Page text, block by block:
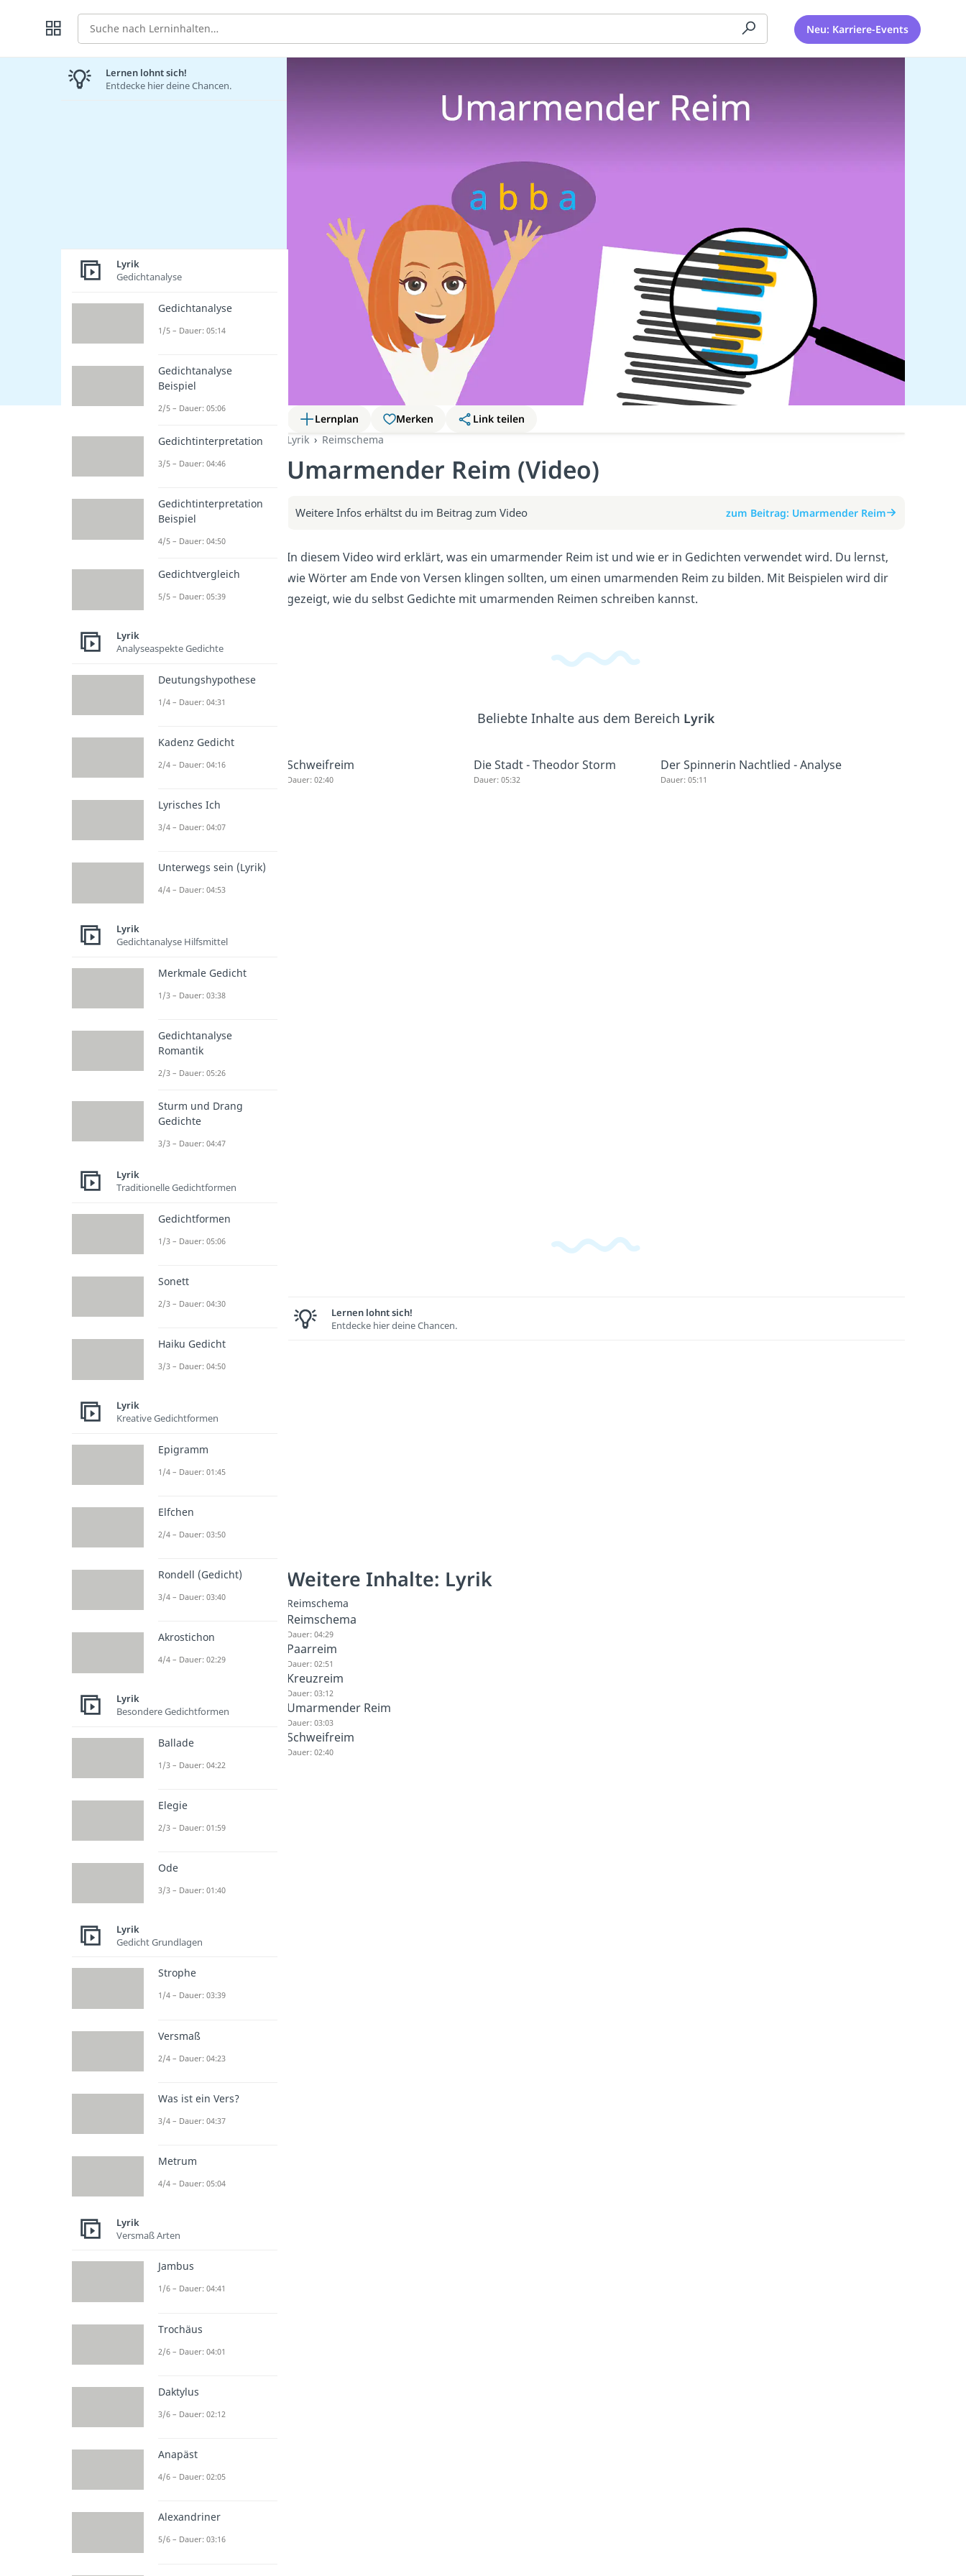
Suche Neu: Karriere-Events
Lernplan Merken
Link teilen
Lyrik
Reimschema
Umarmender Reim (Video)
Weitere Infos erhältst du im Beitrag zum Video zum Beitrag: Umarmender Reim
In diesem Video wird erklärt, was ein umarmender Reim ist und wie er in Gedichten verwendet wird. Du lernst,
wie Wörter am Ende von Versen klingen sollten, um einen umarmenden Reim zu bilden. Mit Beispielen wird dir
gezeigt, wie du selbst Gedichte mit umarmenden Reimen schreiben kannst.
Beliebte Inhalte aus dem Bereich Lyrik
Schweifreim
Dauer: 02:40
Die Stadt - Theodor Storm
Dauer: 05:32
Der Spinnerin Nachtlied - Analyse
Dauer: 05:11
Lernen lohnt sich!
Entdecke hier deine Chancen.
Weitere Inhalte: Lyrik
Reimschema
Reimschema
Dauer: 04:29
Paarreim
Dauer: 02:51
Kreuzreim
Dauer: 03:12
Umarmender Reim
Dauer: 03:03
Schweifreim
Dauer: 02:40
Lernen lohnt sich!
Entdecke hier deine Chancen.
Lyrik
Gedichtanalyse
Gedichtanalyse
1/5 – Dauer: 05:14
Gedichtanalyse
Beispiel
2/5 – Dauer: 05:06
Gedichtinterpretation
3/5 – Dauer: 04:46
Gedichtinterpretation
Beispiel
4/5 – Dauer: 04:50
Gedichtvergleich
5/5 – Dauer: 05:39
Lyrik
Analyseaspekte Gedichte
Deutungshypothese
1/4 – Dauer: 04:31
Kadenz Gedicht
2/4 – Dauer: 04:16
Lyrisches Ich
3/4 – Dauer: 04:07
Unterwegs sein (Lyrik)
4/4 – Dauer: 04:53
Lyrik
Gedichtanalyse Hilfsmittel
Merkmale Gedicht
1/3 – Dauer: 03:38
Gedichtanalyse
Romantik
2/3 – Dauer: 05:26
Sturm und Drang
Gedichte
3/3 – Dauer: 04:47
Lyrik
Traditionelle Gedichtformen
Gedichtformen
1/3 – Dauer: 05:06
Sonett
2/3 – Dauer: 04:30
Haiku Gedicht
3/3 – Dauer: 04:50
Lyrik
Kreative Gedichtformen
Epigramm
1/4 – Dauer: 01:45
Elfchen
2/4 – Dauer: 03:50
Rondell (Gedicht)
3/4 – Dauer: 03:40
Akrostichon
4/4 – Dauer: 02:29
Lyrik
Besondere Gedichtformen
Ballade
1/3 – Dauer: 04:22
Elegie
2/3 – Dauer: 01:59
Ode
3/3 – Dauer: 01:40
Lyrik
Gedicht Grundlagen
Strophe
1/4 – Dauer: 03:39
Versmaß
2/4 – Dauer: 04:23
Was ist ein Vers?
3/4 – Dauer: 04:37
Metrum
4/4 – Dauer: 05:04
Lyrik
Versmaß Arten
Jambus
1/6 – Dauer: 04:41
Trochäus
2/6 – Dauer: 04:01
Daktylus
3/6 – Dauer: 02:12
Anapäst
4/6 – Dauer: 02:05
Alexandriner
5/6 – Dauer: 03:16